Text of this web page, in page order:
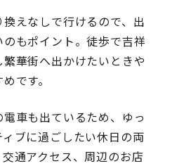
えなしで行けるので、出
もポイント。徒歩で吉祥
華街へ出かけたいときや
です。
車も出ているため、ゆっ
ブに過ごしたい休日の両
通アクセス、周辺のお店